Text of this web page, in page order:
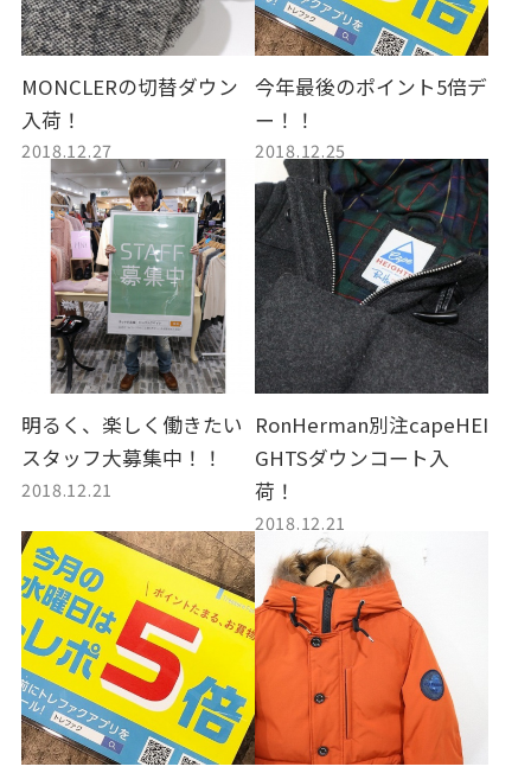
MONCLERの切替ダウン
入荷！
2018.12.27
今年最後のポイント5倍デ
ー！！
2018.12.25
明るく、楽しく働きたい
スタッフ大募集中！！
2018.12.21
RonHerman別注capeHEI
GHTSダウンコート入
荷！
2018.12.21